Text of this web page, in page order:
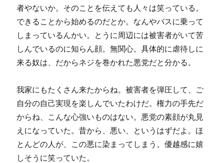
者やないか。そのことを伝えても人々は笑っている。
できることから始めるのだとか。なんやバスに乗って
しまっているんかい。とうに周辺には被害者がいて苦
しんでいるのに知らん顔。無関心。具体的に虐待しに
来る奴は、だからネジを巻かれた悪党だと分かる。
我家にもたくさん来たからね。被害者を弾圧して、ご
自分の自己実現を楽しんでいたわけだ。権力の手先だ
からね、こんな心強いものはない。悪党の素顔が丸見
えになっていた。昔から、悪い、というはずだよ。ほ
とんどの人が、この悪に染まってしまう。優越感に嬉
しそうに笑っていた。